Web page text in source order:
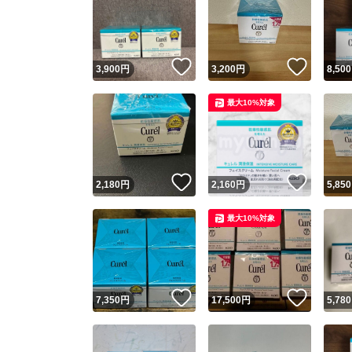
3,900円 いいね！
3,200円 いいね
8,500
2,180円 いいね！
2,160円 いいね
最大10%対象
5,850
7,350円 いいね！
17,500円 いいね
最大10%対象
5,780